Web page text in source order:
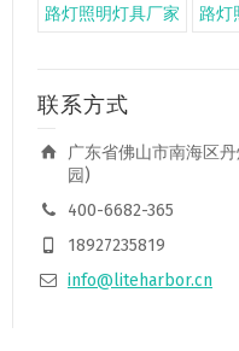
路灯照明灯具厂家 路灯
联系方式
广东省佛山市南海区
园)
400-6682-365
18927235819
info@liteharbor.cn